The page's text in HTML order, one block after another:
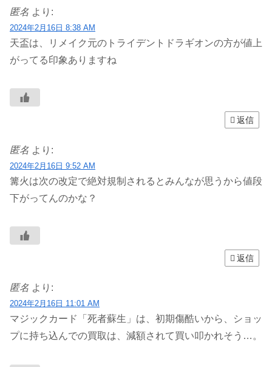
匿名 より:
2024年2月16日 8:38 AM
天盃は、リメイク元のトライデントドラギオンの方が値上
がってる印象ありますね
返信
匿名 より:
2024年2月16日 9:52 AM
篝火は次の改定で絶対規制されるとみんなが思うから値段
下がってんのかな？
返信
匿名 より:
2024年2月16日 11:01 AM
マジックカード「死者蘇生」は、初期傷酷いから、ショッ
プに持ち込んでの買取は、減額されて買い叩かれそう…。